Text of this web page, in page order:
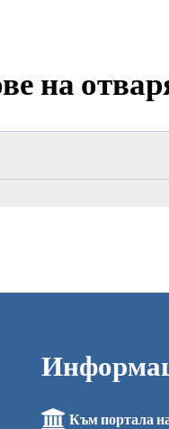
на
Към портала